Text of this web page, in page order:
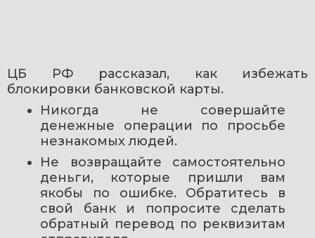
ЦБ РФ рассказал, как избежать
блокировки банковской карты.
Никогда не совершайте
денежные операции по просьбе
незнакомых людей.
Не возвращайте самостоятельно
деньги, которые пришли вам
якобы по ошибке. Обратитесь в
свой банк и попросите сделать
обратный перевод по реквизитам